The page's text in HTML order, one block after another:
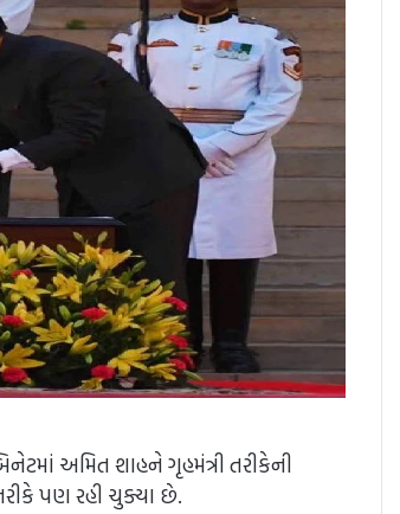
અમિત શાહને ગૃહમંત્રી તરીકેની
પણ રહી ચુક્યા છે.